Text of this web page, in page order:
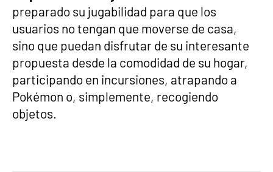
preparado su jugabilidad para que los
usuarios no tengan que moverse de casa,
sino que puedan disfrutar de su interesante
propuesta desde la comodidad de su hogar,
participando en incursiones, atrapando a
Pokémon o, simplemente, recogiendo
objetos.